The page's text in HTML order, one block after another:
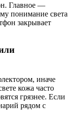
Главное —
понимание света
закрывает
иначе
кожа часто
грязнее. Если
рядом с